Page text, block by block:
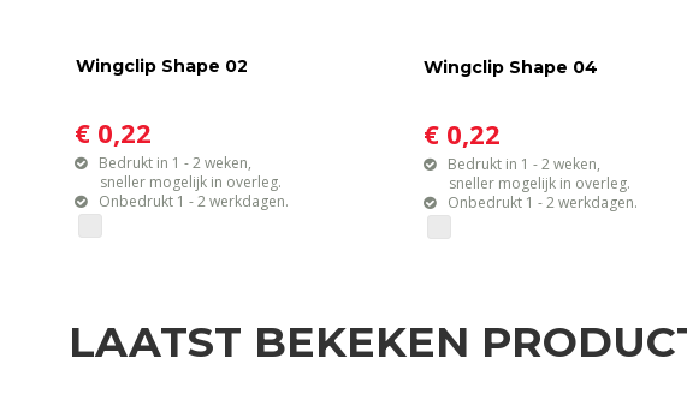
Wingclip Shape 02
€ 0,22
Bedrukt in 1 - 2 weken,
sneller mogelijk in overleg.
Onbedrukt 1 - 2 werkdagen.
Wingclip Shape 04
€ 0,22
Bedrukt in 1 - 2 weken,
sneller mogelijk in overleg.
Onbedrukt 1 - 2 werkdagen.
LAATST BEKEKEN